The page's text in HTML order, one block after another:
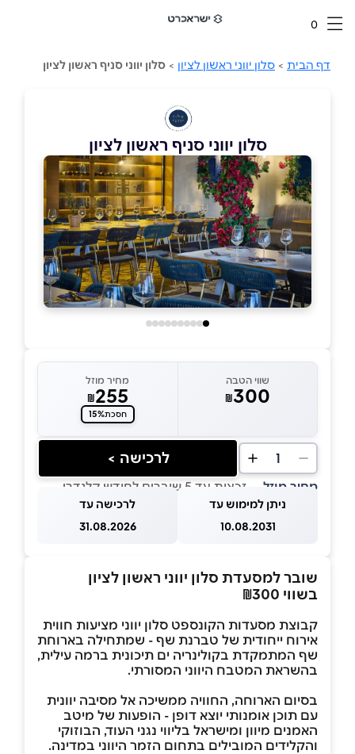
0
דף הבית > סלון יווני ראשון לציון > סלון יווני סניף ראשון לציון
סלון יווני סניף ראשון לציון
שווי הטבה
₪300
מחיר מוזל
₪255
חסכת15%
1 לרכישה >
מחיר מוזל — זכאות עד 5 שוברים לחודש קלנדרי
ניתן למימוש עד
10.08.2031
לרכישה עד
31.08.2026
שובר למסעדת סלון יווני ראשון לציון
בשווי ₪300
קבוצת מסעדות הקונספט סלון יווני מציעות חווית
אירוח ייחודית של טברנת שף - שמתחילה בארוחת
שף המתמקדת בקולינריה ים תיכונית ברמה עילית,
בהשראת המטבח היווני המסורתי.
בסיום הארוחה, החוויה ממשיכה אל מסיבה יוונית
עם תוכן אומנותי יוצא דופן - הופעות של מיטב
האמנים מיוון ומישראל בליווי נגני העוד, הבוזוקי
והקלידים המובילים בתחום הזמר היווני במדינה.